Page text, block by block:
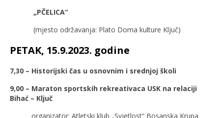
„PČELICA“
(mjesto održavanja: Plato Doma kulture Ključ)
PETAK, 15.9.2023. godine
7,30 – Historijski čas u osnovnim i srednjoj školi
9,00 – Maraton sportskih rekreativaca USK na relaciji
Bihać – Ključ
organizator: Atletski klub „Svjetlost“ Bosanska Krupa